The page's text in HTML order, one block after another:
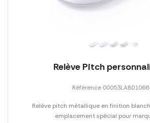
Relève Pitch
Référence
Relève pitch métallique en finition
emplacement spécial pour